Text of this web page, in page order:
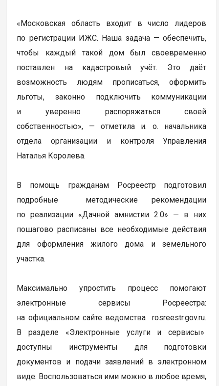
«Московская область входит в число лидеров
по регистрации ИЖС. Наша задача — обеспечить,
чтобы каждый такой дом был своевременно
поставлен на кадастровый учёт. Это даёт
возможность людям прописаться, оформить
льготы, законно подключить коммуникации
и уверенно распоряжаться своей
собственностью», — отметила и. о. начальника
отдела организации и контроля Управления
Наталья Королева.
В помощь гражданам Росреестр подготовил
подробные методические рекомендации
по реализации «Дачной амнистии 2.0» — в них
пошагово расписаны все необходимые действия
для оформления жилого дома и земельного
участка.
Максимально упростить процесс помогают
электронные сервисы Росреестра:
на официальном сайте ведомства rosreestr.gov.ru.
В разделе «Электронные услуги и сервисы»
доступны инструменты для подготовки
документов и подачи заявлений в электронном
виде. Воспользоваться ими можно в любое время,